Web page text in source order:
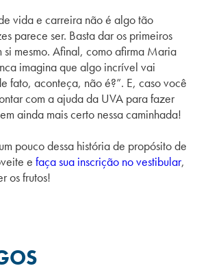
vida e carreira não é algo tão
parece ser. Basta dar os primeiros
si mesmo. Afinal, como afirma Maria
imagina que algo incrível vai
fato, aconteça, não é?”. E, caso você
com a ajuda da UVA para fazer
ainda mais certo nessa caminhada!
pouco dessa história de propósito de
e faça sua inscrição no vestibular,
os frutos!